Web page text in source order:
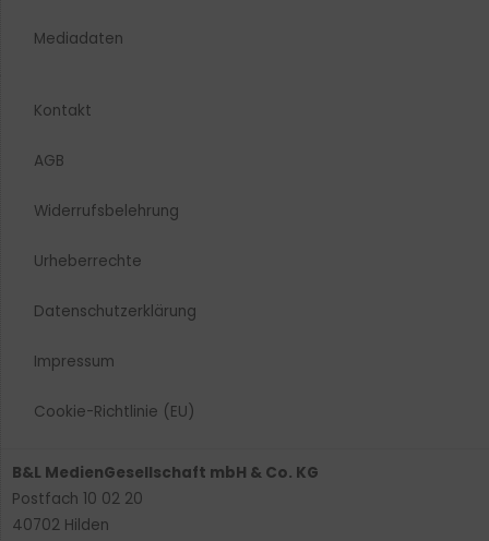
Mediadaten
Kontakt
AGB
Widerrufsbelehrung
Urheberrechte​
Datenschutzerklärung
Impressum
Cookie-Richtlinie (EU)
B&L MedienGesellschaft mbH & Co. KG
Postfach 10 02 20
40702 Hilden